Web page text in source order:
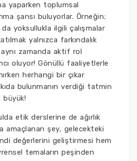
yaparken toplumsal
şansı buluyorlar. Örneğin;
yoksullukla ilgili çalışmalar
yalnızca farkındalık
zamanda aktif rol
oluyor! Gönüllü faaliyetlerle
herhangi bir çıkar
bulunmanın verdiği tatmin
büyük!
etik derslerine de ağırlık
amaçlanan şey, gelecekteki
değerlerini geliştirmesi hem
temaların peşinden